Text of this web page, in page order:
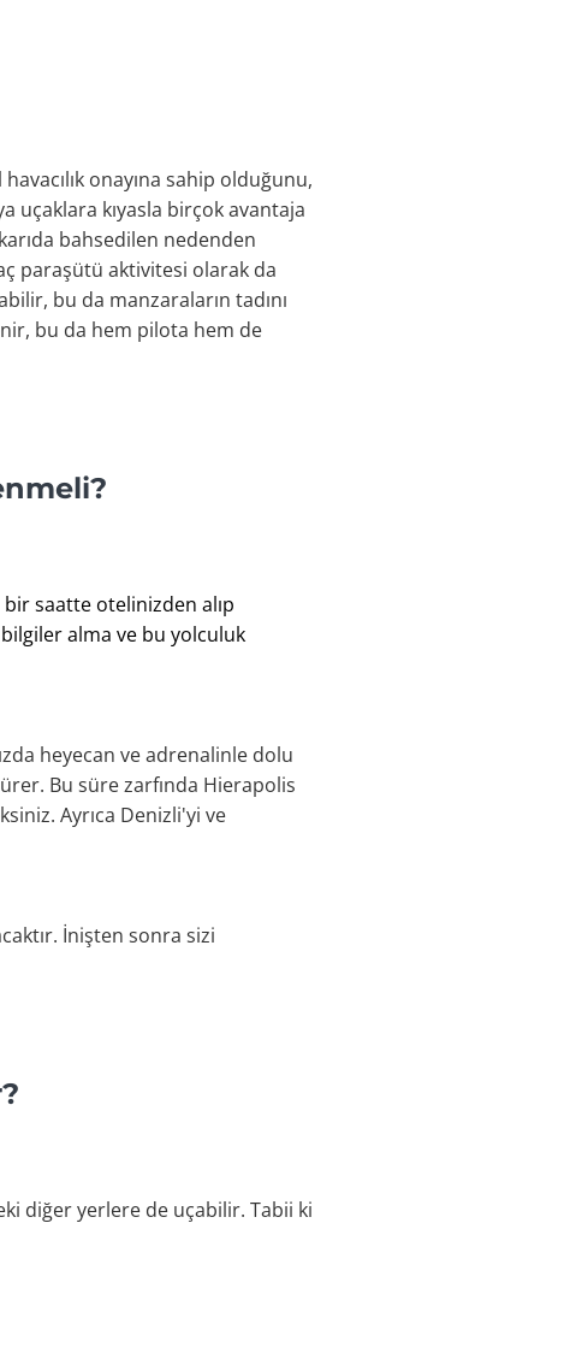
onayına sahip olduğunu,
uçaklara kıyasla birçok avantaja
bahsedilen nedenden
paraşütü aktivitesi olarak da
bu da manzaraların tadını
bu da hem pilota hem de
saatte otelinizden alıp
bilgiler alma ve bu yolculuk
heyecan ve adrenalinle dolu
Bu süre zarfında Hierapolis
Ayrıca Denizli'yi ve
İnişten sonra sizi
diğer yerlere de uçabilir. Tabii ki